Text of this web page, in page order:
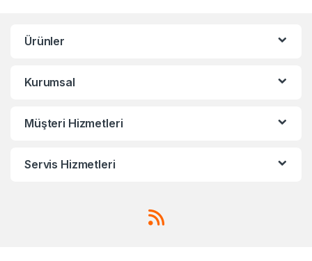
Ürünler
Kurumsal
Müşteri Hizmetleri
Servis Hizmetleri